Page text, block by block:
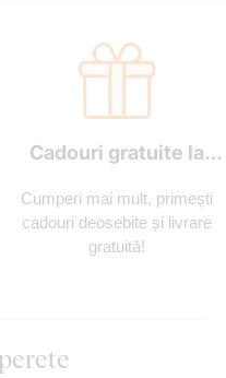
Cadouri gratuite la
Cumperi mai mult, primești
cadouri deosebite și livrare
gratuită!